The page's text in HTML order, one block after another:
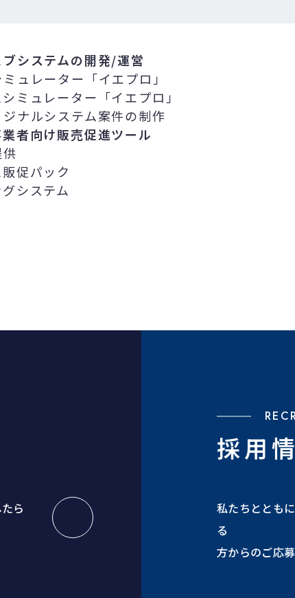
システムの開発/運営
ュレーター「イエプロ」
ミュレーター「イエプロ」
ジナルシステム案件の制作
者向け販売促進ツール
促パック
システム
ら
採用
私たちととも
る
方からのご応